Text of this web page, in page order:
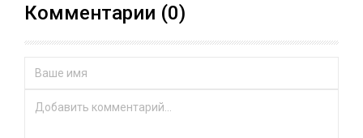
Комментарии (0)